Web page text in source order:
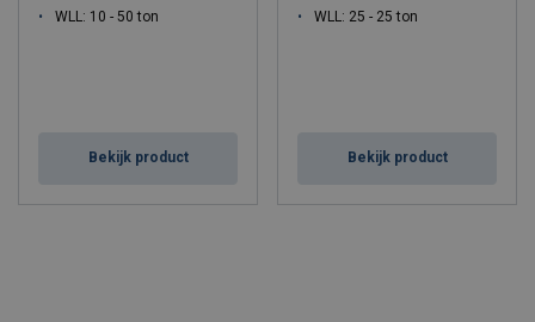
WLL: 10 - 50 ton
Bekijk product
WLL: 25 - 25 ton
Bekijk product